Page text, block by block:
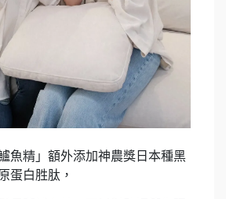
魚精」額外添加神農獎日本種黑
蛋白胜肽，